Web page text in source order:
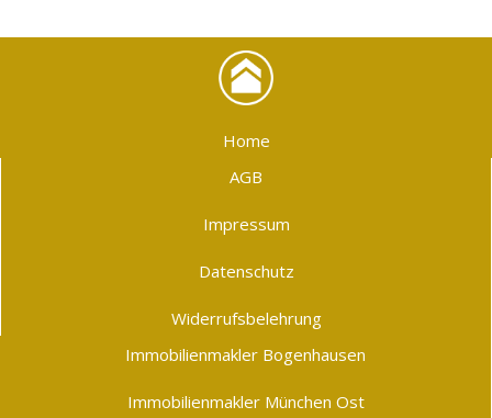
Home
AGB
Impressum
Datenschutz
Widerrufsbelehrung
Immobilienmakler Bogenhausen
Immobilienmakler München Ost